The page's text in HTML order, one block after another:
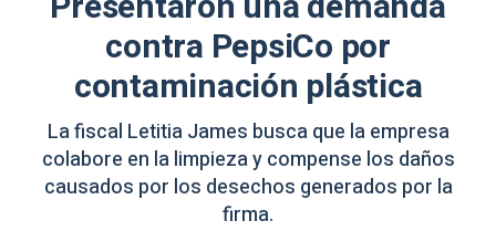
contra PepsiCo por
contaminación plástica
La fiscal Letitia James busca que la empresa
colabore en la limpieza y compense los daños
causados por los desechos generados por la
firma.